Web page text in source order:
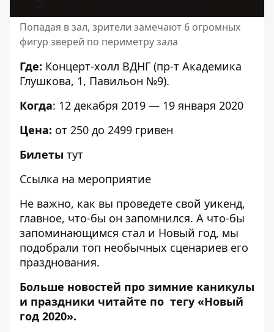
Попадая в зал, зрители замечают 6 огромных
фигур зверей по периметру зала
Где: Концерт-холл ВДНГ (пр-т Академика
Глушкова, 1, Павильон №9).
Когда: 12 декабря 2019 — 19 января 2020
Цена: от 250 до 2499 гривен
Билеты тут
Ссылка на мероприятие
Не важно, как вы проведете свой уикенд,
главное, что-бы он запомнился. А что-бы
запоминающимся стал и Новый год, мы
подобрали топ необычных сценариев его
празднования.
Больше новостей про зимние каникулы
и праздники читайте по тегу «Новый
год 2020».